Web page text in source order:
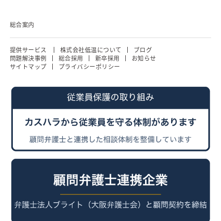
総合案内
提供サービス 株式会社低温について
ブログ
問題解決事例
総合採用 新卒採用
お知らせ
サイトマップ
プライバシーポリシー